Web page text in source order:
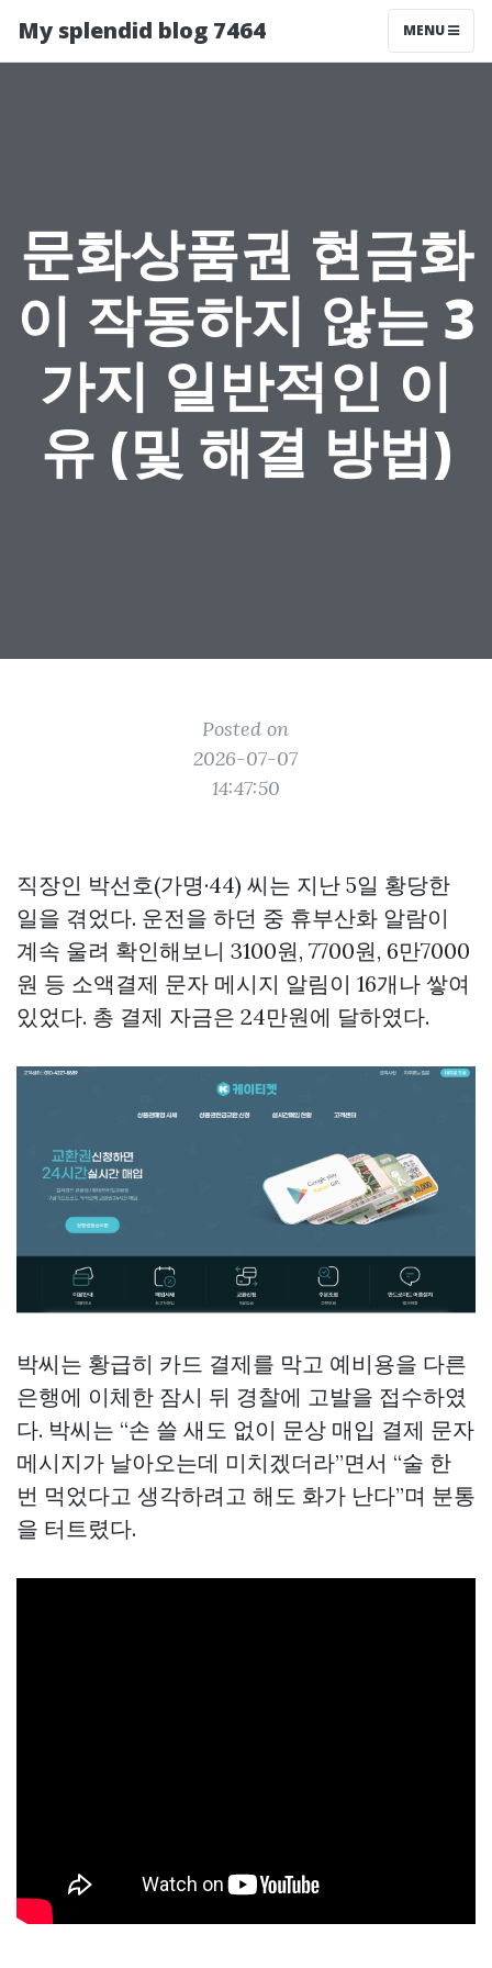
My splendid blog 7464 MENU
문화상품권 현금화
이 작동하지 않는 3
가지 일반적인 이
유 (및 해결 방법)
Posted on
2026-07-07
14:47:50
직장인 박선호(가명·44) 씨는 지난 5일 황당한
일을 겪었다. 운전을 하던 중 휴부산화 알람이
계속 울려 확인해보니 3100원, 7700원, 6만7000
원 등 소액결제 문자 메시지 알림이 16개나 쌓여
있었다. 총 결제 자금은 24만원에 달하였다.
박씨는 황급히 카드 결제를 막고 예비용을 다른
은행에 이체한 잠시 뒤 경찰에 고발을 접수하였
다. 박씨는 “손 쓸 새도 없이 문상 매입 결제 문자
메시지가 날아오는데 미치겠더라”면서 “술 한
번 먹었다고 생각하려고 해도 화가 난다”며 분통
을 터트렸다.